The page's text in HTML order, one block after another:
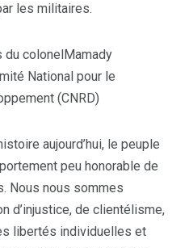
les militaires.
du colonelMamady
National pour le
(CNRD)
aujourd’hui, le peuple
peu honorable de
Nous nous sommes
d’injustice, de clientélisme,
libertés individuelles et